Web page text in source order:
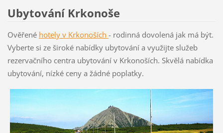
Ubytování Krkonoše
Ověřené hotely v Krkonoších - rodinná dovolená jak má být.
Vyberte si ze široké nabídky ubytování a využijte služeb
rezervačního centra ubytování v Krkonoších. Skvělá nabídka
ubytování, nízké ceny a žádné poplatky.